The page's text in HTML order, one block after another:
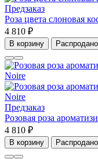
Предзаказ
Роза цвета слоновая
4 810 ₽
В корзину Распродано
Предзаказ
Розовая роза
4 810 ₽
В корзину Распродано